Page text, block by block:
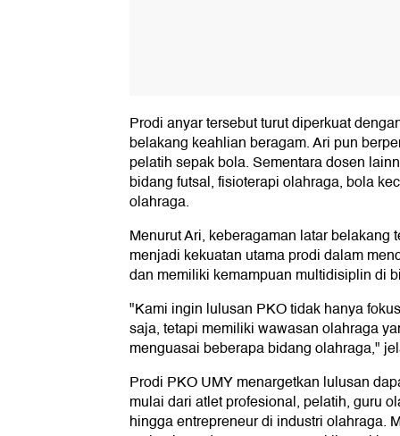
Prodi anyar tersebut turut diperkuat
belakang keahlian beragam. Ari pun
pelatih sepak bola. Sementara dosen
bidang futsal, fisioterapi olahraga, bola
olahraga.
Menurut Ari, keberagaman latar belakang
menjadi kekuatan utama prodi dalam
dan memiliki kemampuan multidisiplin di
"Kami ingin lulusan PKO tidak hanya
saja, tetapi memiliki wawasan olahraga
menguasai beberapa bidang olahraga,"
Prodi PKO UMY menargetkan lulusan
mulai dari atlet profesional, pelatih, guru
hingga entrepreneur di industri olahraga.